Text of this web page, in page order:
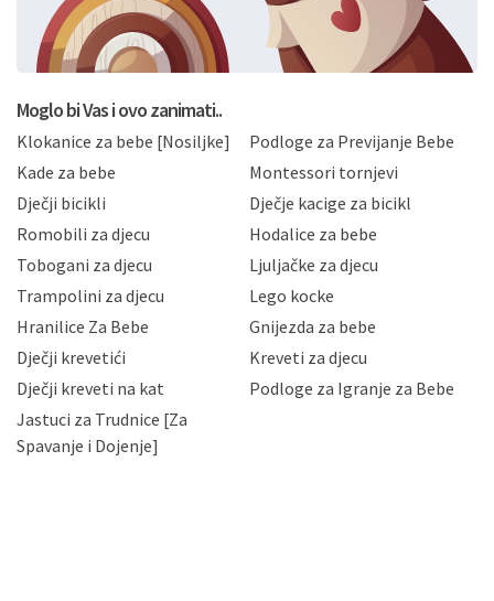
formi/obrazaca dostupnih na ovim web stranicama.
BRO'N BRO d.o.o. će s Vašim osobnim podacima
postupati sukladno Općoj uredbi o zaštiti podataka
privatnosti i kolačića koju možete pročitati ovdje i
Hrvatske, a uvijek uz primjenu odgovarajućih tehničkih i
sigurnosnih mjera zaštite osobnih podataka od
neovlaštenog pristupa, zlouporabe, otkrivanja,
gubitka ili uništenja. Mae.hr štiti privatnost svojih
korisnika i posjetitelja web stranica, čuva povjerljivost
Vaših osobnih podataka te omogućava pristup i
priopćavanje osobnih podataka samo onim svojim
zaposlenicima kojima su isti potrebni radi provedbe
slučajevima koji su dozvoljeni zakonima. Napominjemo
da možete u svako doba, u potpunosti ili djelomice,
zatražiti prestanak aktivnosti obrade Vaših osobnih
podataka. Opoziv privole možete podnijeti poštom na
gore navedenu adresu ili e-mailom na adresu:
Moglo bi Vas i ovo zanimati..
Klokanice za bebe [Nosiljke]
Podloge za Previjanje Bebe
Kade za bebe
Montessori tornjevi
Dječji bicikli
Dječje kacige za bicikl
Romobili za djecu
Hodalice za bebe
Tobogani za djecu
Ljuljačke za djecu
Trampolini za djecu
Lego kocke
Hranilice Za Bebe
Gnijezda za bebe
Dječji krevetići
Kreveti za djecu
Dječji kreveti na kat
Podloge za Igranje za Bebe
Jastuci za Trudnice [Za
Spavanje i Dojenje]